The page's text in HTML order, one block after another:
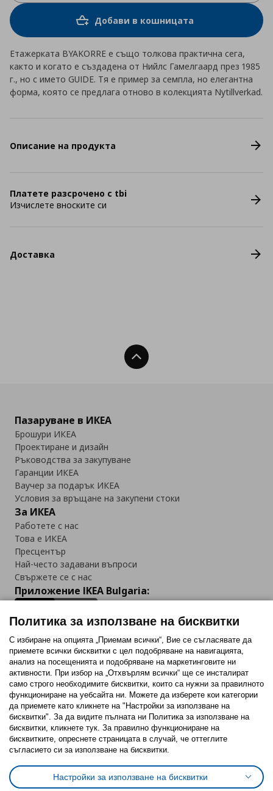
Добави в кошницата
Етажерката BYAKORRE е също толкова практична сега,
както и когато е създадена от Нийлс Гамелгаард през 1985
г., но с името GUIDE. Тя е пример за семпла, но елегантна
форма, която се предлага отново в колекцията Nytillverkad.
Описание на продукта
Платете разсрочено с tbi
Изчислете вноските си
Доставка
Нагоре
Пазаруване в ИКЕА
Брошури ИКЕА
Проектиране и дизайн
Ръководства за закупуване
Гаранции ИКЕА
Ваучер за подарък ИКЕА
Условия за връщане на закупени стоки
За ИКЕА
Работете с нас
Това е ИКЕА
Пресцентър
Най-често задавани въпроси
Свържете се с нас
Приложение IKEA Bulgaria:
Последвайте ни:
FacebookTwitterYoutubePinterestInstagram
Политика за използване на бисквитки (Cookies)
Избор на настройки за използване на бисквитки
Условия за ползване на ikea.bgОбща политика за личните данни
Политика за използване на бисквитки
С избиране на опцията „Приемам всички“, Вие се съгласявате да
приемете всички бисквитки с цел подобряване на навигацията,
анализ на посещенията и подобряване на маркетинговите ни
активности. При избор на „Отхвърлям всички“ ще се инсталират
само строго необходимитe бисквитки, които са нужни за правилното
функциониране на уебсайта ни. Можете да изберете кои категории
да приемете като кликнете на "Настройки за използване на
бисквитки". За да видите пълната ни Политика за използване на
бисквитки, кликнете тук. За правилно функциониране на
бисквитките, опреснете страницата в случай, че оттеглите
съгласието си за използване на бисквитки.
Настройки за използване на бисквитки